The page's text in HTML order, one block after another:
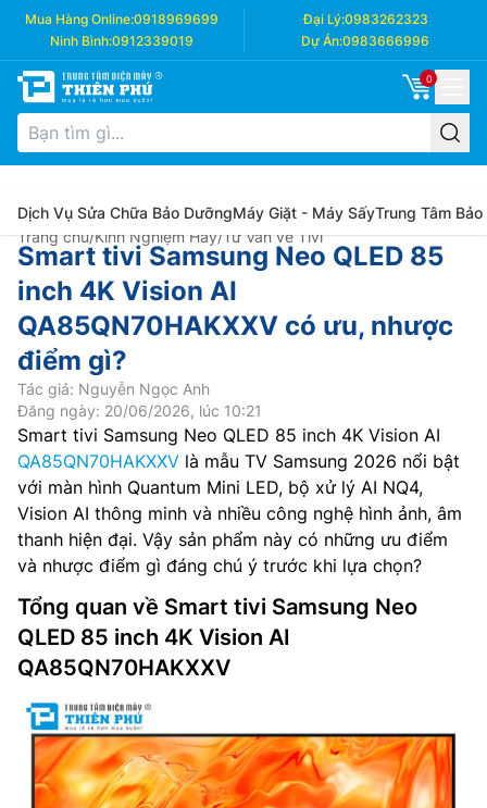
Mua Hàng Online:0918969699 Đại Lý:0983262323
Ninh Bình:0912339019 Dự Án:0983666996
0
Dịch Vụ Sửa Chữa Bảo DưỡngMáy Giặt - Máy SấyTrung Tâm Bảo
Trang chủ/Kinh Nghiệm Hay/Tư Vấn về Tivi
Smart tivi Samsung Neo QLED 85
inch 4K Vision AI
QA85QN70HAKXXV có ưu, nhược
điểm gì?
Tác giả: Nguyễn Ngọc Anh
Đăng ngày: 20/06/2026, lúc 10:21
Smart tivi Samsung Neo QLED 85 inch 4K Vision AI
QA85QN70HAKXXV là mẫu TV Samsung 2026 nổi bật
với màn hình Quantum Mini LED, bộ xử lý AI NQ4,
Vision AI thông minh và nhiều công nghệ hình ảnh, âm
thanh hiện đại. Vậy sản phẩm này có những ưu điểm
và nhược điểm gì đáng chú ý trước khi lựa chọn?
Tổng quan về Smart tivi Samsung Neo
QLED 85 inch 4K Vision AI
QA85QN70HAKXXV